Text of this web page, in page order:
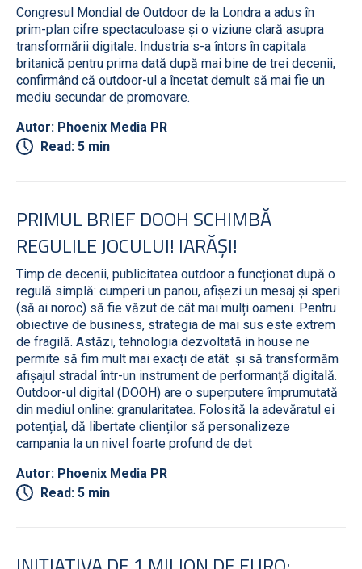
Congresul Mondial de Outdoor de la Londra a adus în
prim-plan cifre spectaculoase și o viziune clară asupra
transformării digitale. Industria s-a întors în capitala
britanică pentru prima dată după mai bine de trei decenii,
confirmând că outdoor-ul a încetat demult să mai fie un
mediu secundar de promovare.
Autor: Phoenix Media PR
Read: 5 min
PRIMUL BRIEF DOOH SCHIMBĂ
REGULILE JOCULUI! IARĂȘI!
Timp de decenii, publicitatea outdoor a funcționat după o
regulă simplă: cumperi un panou, afișezi un mesaj și speri
(să ai noroc) să fie văzut de cât mai mulți oameni. Pentru
obiective de business, strategia de mai sus este extrem
de fragilă. Astăzi, tehnologia dezvoltată in house ne
permite să fim mult mai exacți de atât și să transformăm
afișajul stradal într-un instrument de performanță digitală.
Outdoor-ul digital (DOOH) are o superputere împrumutată
din mediul online: granularitatea. Folosită la adevăratul ei
potențial, dă libertate clienților să personalizeze
campania la un nivel foarte profund de det
Autor: Phoenix Media PR
Read: 5 min